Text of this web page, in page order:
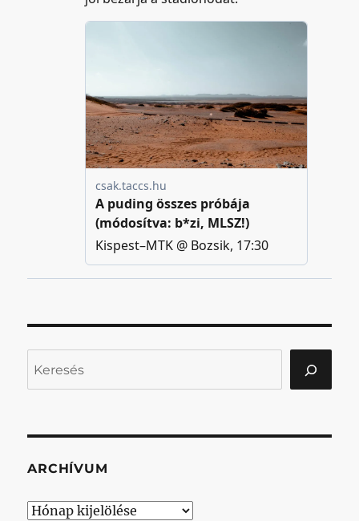
ARCHÍVUM
Archívum